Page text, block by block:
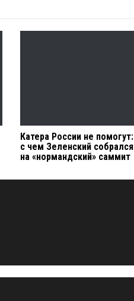
Катера России не помогут:
с чем Зеленский собрался
на «нормандский» саммит